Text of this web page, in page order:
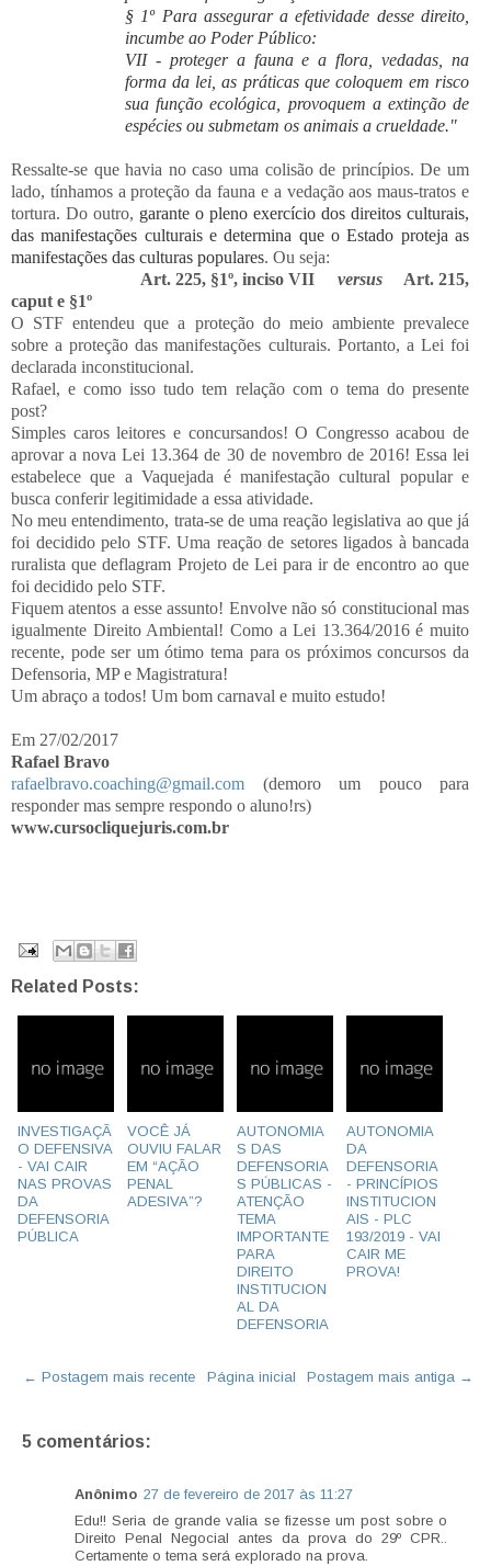
§ 1º Para assegurar a efetividade desse direito,
incumbe ao Poder Público:
VII - proteger a fauna e a flora, vedadas, na
forma da lei, as práticas que coloquem em risco
sua função ecológica, provoquem a extinção de
espécies ou submetam os animais a crueldade."
Ressalte-se que havia no caso uma colisão de princípios. De um
lado, tínhamos a proteção da fauna e a vedação aos maus-tratos e
tortura. Do outro, garante o pleno exercício dos direitos culturais,
das manifestações culturais e determina que o Estado proteja as
manifestações das culturas populares. Ou seja:
Art. 225, §1º, inciso VII versusArt. 215,
caput e §1º
O STF entendeu que a proteção do meio ambiente prevalece
sobre a proteção das manifestações culturais. Portanto, a Lei foi
declarada inconstitucional.
Rafael, e como isso tudo tem relação com o tema do presente
post?
Simples caros leitores e concursandos! O Congresso acabou de
aprovar a nova Lei 13.364 de 30 de novembro de 2016! Essa lei
estabelece que a Vaquejada é manifestação cultural popular e
busca conferir legitimidade a essa atividade.
No meu entendimento, trata-se de uma reação legislativa ao que já
foi decidido pelo STF. Uma reação de setores ligados à bancada
ruralista que deflagram Projeto de Lei para ir de encontro ao que
foi decidido pelo STF.
Fiquem atentos a esse assunto! Envolve não só constitucional mas
igualmente Direito Ambiental! Como a Lei 13.364/2016 é muito
recente, pode ser um ótimo tema para os próximos concursos da
Defensoria, MP e Magistratura!
Um abraço a todos! Um bom carnaval e muito estudo!
Em 27/02/2017
Rafael Bravo
rafaelbravo.coaching@gmail.com (demoro um pouco para
responder mas sempre respondo o aluno!rs)
www.cursocliquejuris.com.br
Related Posts:
INVESTIGAÇÃ
O DEFENSIVA
- VAI CAIR
NAS PROVAS
DA
DEFENSORIA
PÚBLICA
VOCÊ JÁ
OUVIU FALAR
EM “AÇÃO
PENAL
ADESIVA”?
AUTONOMIA
S DAS
DEFENSORIA
S PÚBLICAS -
ATENÇÃO
TEMA
IMPORTANTE
PARA
DIREITO
INSTITUCION
AL DA
DEFENSORIA
AUTONOMIA
DA
DEFENSORIA
- PRINCÍPIOS
INSTITUCION
AIS - PLC
193/2019 - VAI
CAIR ME
PROVA!
← Postagem mais recente Postagem mais antiga →
Página inicial
5 comentários:
Anônimo 27 de fevereiro de 2017 às 11:27
Edu!! Seria de grande valia se fizesse um post sobre o
Direito Penal Negocial antes da prova do 29º CPR..
Certamente o tema será explorado na prova.